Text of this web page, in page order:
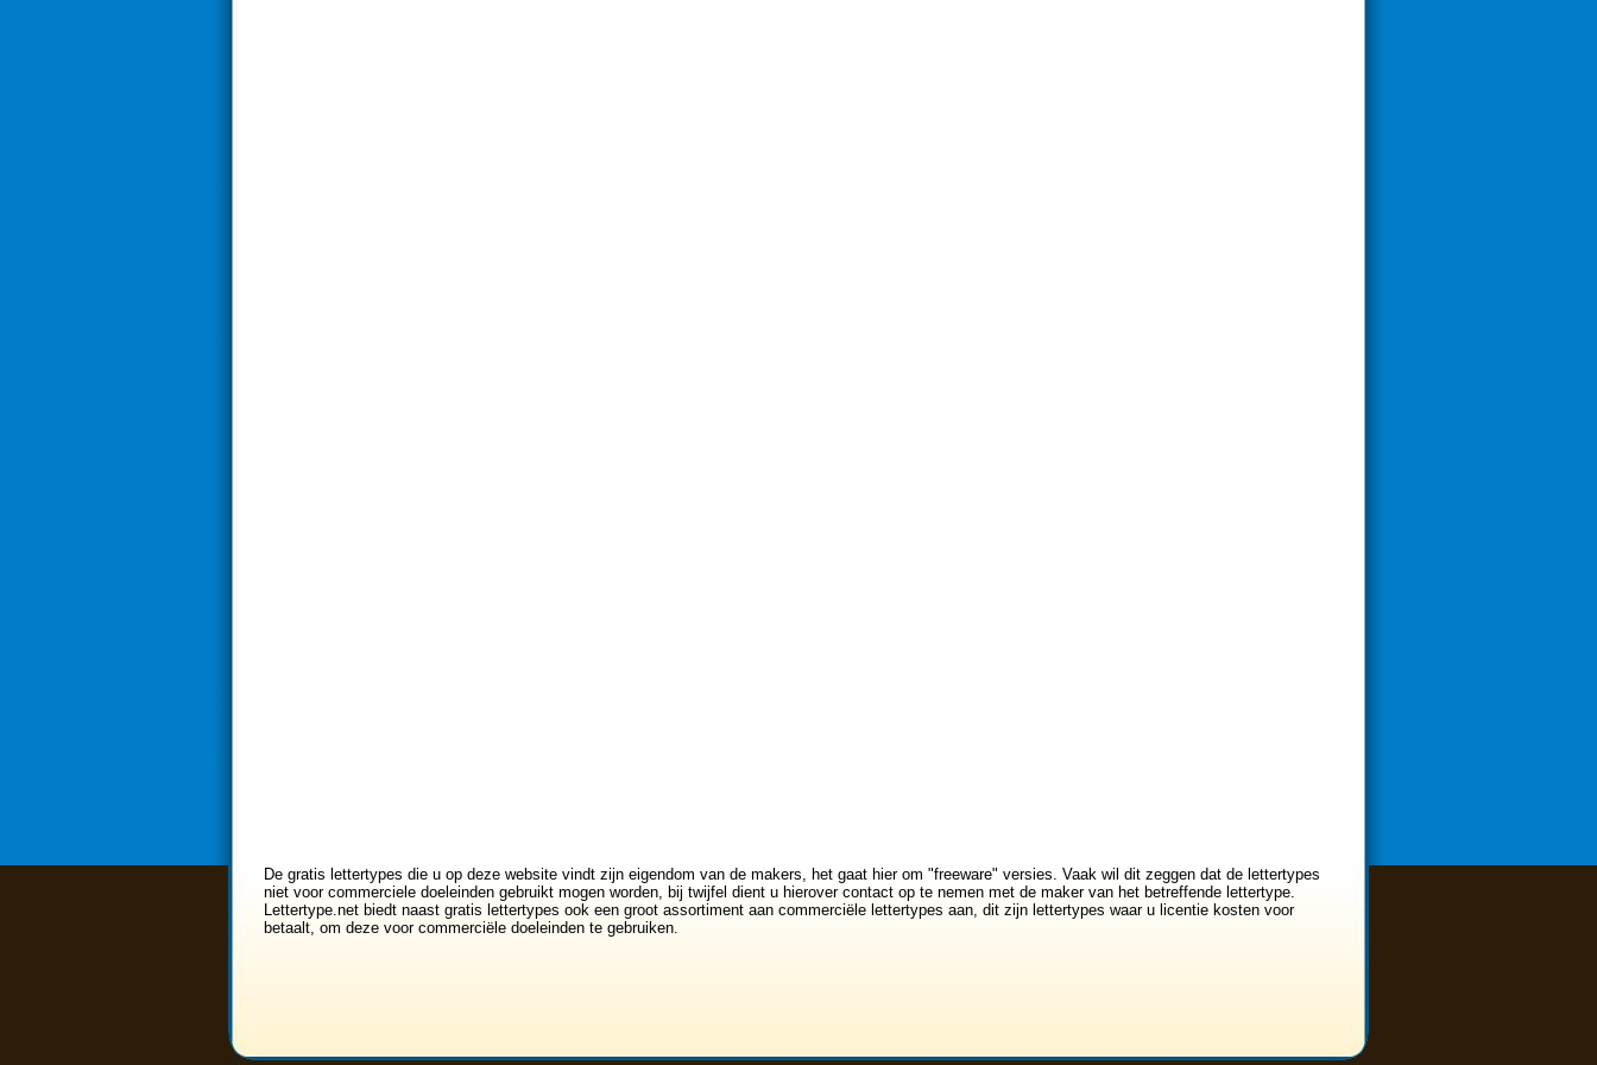
De gratis lettertypes die u op deze website vindt zijn eigendom van de makers, het gaat hier om "freeware" versies. Vaak wil dit zeggen dat de lettertypes
niet voor commerciele doeleinden gebruikt mogen worden, bij twijfel dient u hierover contact op te nemen met de maker van het betreffende lettertype.
Lettertype.net biedt naast gratis lettertypes ook een groot assortiment aan commerciële lettertypes aan, dit zijn lettertypes waar u licentie kosten voor
betaalt, om deze voor commerciële doeleinden te gebruiken.